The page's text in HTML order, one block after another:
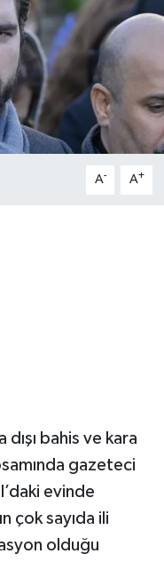
A- A+
bahis ve kara
gazeteci
evinde
çok sayıda ili
olduğu